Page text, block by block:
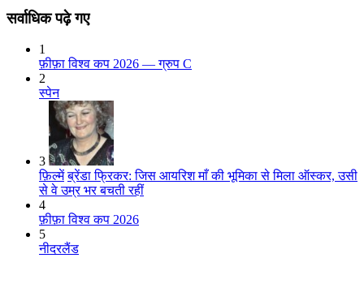
सर्वाधिक पढ़े गए
1
फ़ीफ़ा विश्व कप 2026 — ग्रुप C
2
स्पेन
3
फ़िल्में ब्रेंडा फ्रिकर: जिस आयरिश माँ की भूमिका से मिला ऑस्कर, उसी
से वे उम्र भर बचती रहीं
4
फ़ीफ़ा विश्व कप 2026
5
नीदरलैंड